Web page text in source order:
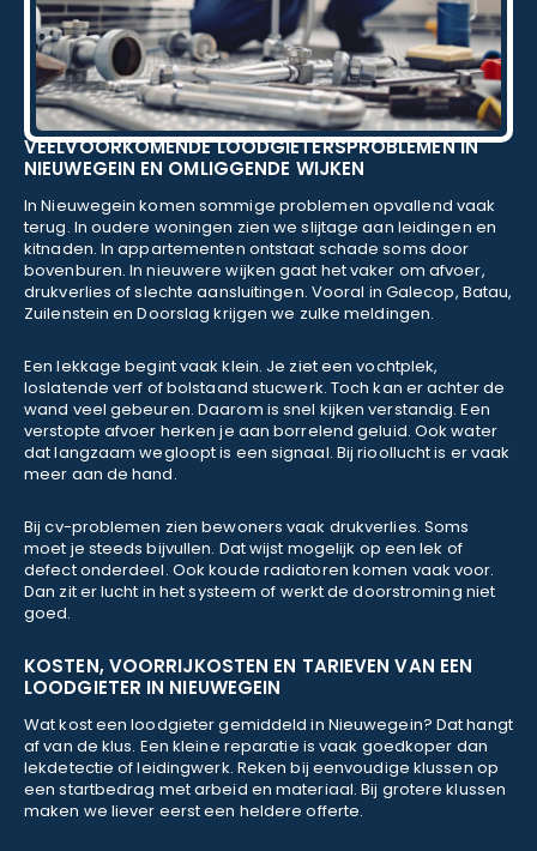
VEELVOORKOMENDE LOODGIETERSPROBLEMEN IN
NIEUWEGEIN EN OMLIGGENDE WIJKEN
In Nieuwegein komen sommige problemen opvallend vaak
terug. In oudere woningen zien we slijtage aan leidingen en
kitnaden. In appartementen ontstaat schade soms door
bovenburen. In nieuwere wijken gaat het vaker om afvoer,
drukverlies of slechte aansluitingen. Vooral in Galecop, Batau,
Zuilenstein en Doorslag krijgen we zulke meldingen.
Een lekkage begint vaak klein. Je ziet een vochtplek,
loslatende verf of bolstaand stucwerk. Toch kan er achter de
wand veel gebeuren. Daarom is snel kijken verstandig. Een
verstopte afvoer herken je aan borrelend geluid. Ook water
dat langzaam wegloopt is een signaal. Bij rioollucht is er vaak
meer aan de hand.
Bij cv-problemen zien bewoners vaak drukverlies. Soms
moet je steeds bijvullen. Dat wijst mogelijk op een lek of
defect onderdeel. Ook koude radiatoren komen vaak voor.
Dan zit er lucht in het systeem of werkt de doorstroming niet
goed.
KOSTEN, VOORRIJKOSTEN EN TARIEVEN VAN EEN
LOODGIETER IN NIEUWEGEIN
Wat kost een loodgieter gemiddeld in Nieuwegein? Dat hangt
af van de klus. Een kleine reparatie is vaak goedkoper dan
lekdetectie of leidingwerk. Reken bij eenvoudige klussen op
een startbedrag met arbeid en materiaal. Bij grotere klussen
maken we liever eerst een heldere offerte.